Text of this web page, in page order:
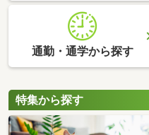
通勤・通学から探す
特集から探す